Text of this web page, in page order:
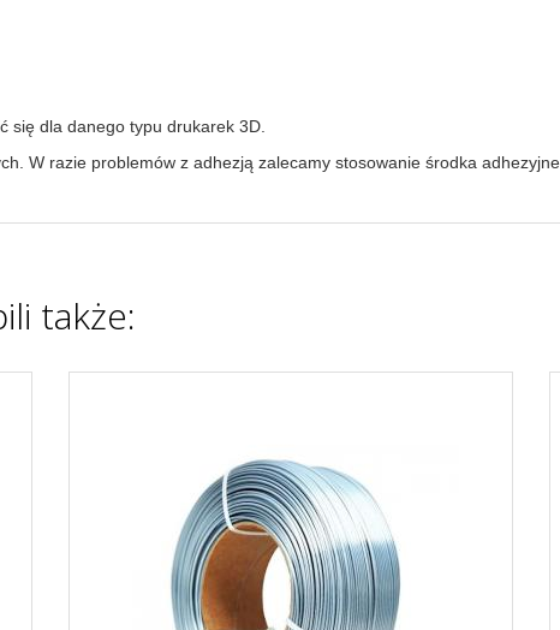
się dla danego typu drukarek 3D.
W razie problemów z adhezją zalecamy stosowanie środka
także: